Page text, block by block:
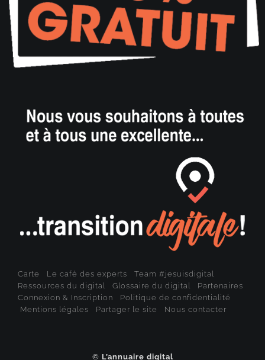
Carte Le café des experts
Team #jesuisdigital
Ressources du digital
Glossaire du digital
Partenaires
Connexion & Inscription
Politique de confidentialité
Mentions légales
Partager le site Nous contacter
© L’annuaire digital